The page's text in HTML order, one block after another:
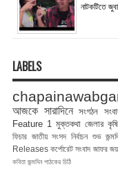
নাটকটিতে
LABELS
আজকে সারাদিনে সংগঠন
Feature 1 মুক্তকথা জেলার কৃষি
ফিচার জাতীয় সংসদ নির্বাচন শুভ
Releases কর্পোরেট সংবাদ জাফর
কবিতা জন্মদিন পাঠকের চিঠি